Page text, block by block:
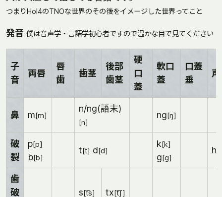
つまりHoI4のTNOな世界のその後をイメージした世界ってこと
発音 僕は音声学・言語学初心者ですので温かな目で見てください
子
音
両唇
唇
歯
歯茎
後部
歯茎
硬
口
蓋
軟口
蓋
口蓋
垂
鼻 m[m]
n/ng(語末)
[n]
ng[ŋ]
破
裂
p[p]
b[b]
t[t] d[d]
k[k]
g[g]
hh
歯
破
s[t͡s] tx[t͡ʃ]